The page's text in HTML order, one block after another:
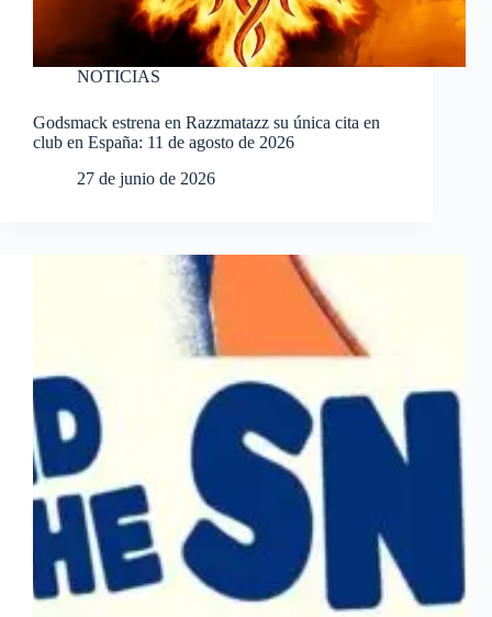
NOTICIAS
Godsmack estrena en Razzmatazz su única cita en
club en España: 11 de agosto de 2026
27 de junio de 2026